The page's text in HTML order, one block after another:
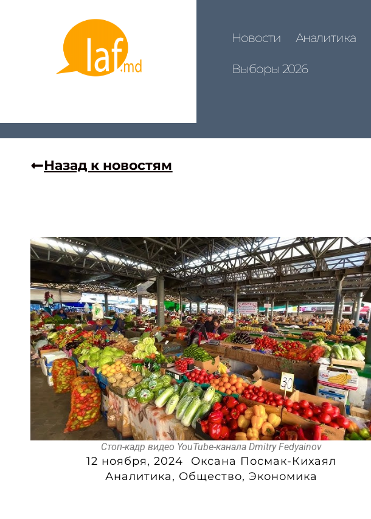
Новости Аналитика
Выборы 2026
Назад к новостям
Стоп-кадр видео YouTube-канала Dmitry Fedyainov
12 ноября, 2024
Оксана Посмак-Кихаял
Аналитика, Общество, Экономика